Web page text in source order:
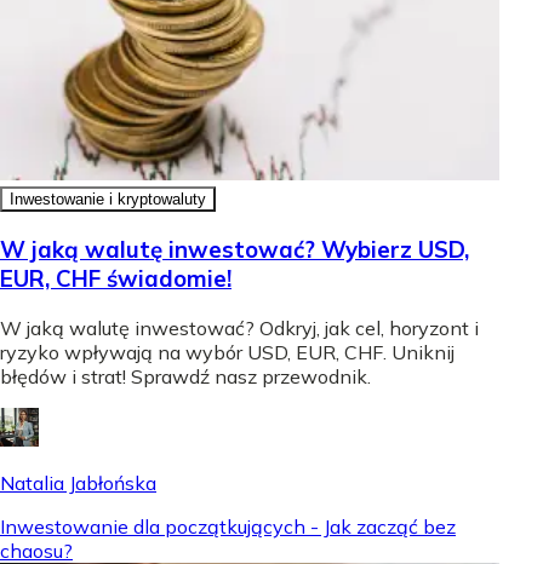
Inwestowanie i kryptowaluty
W jaką walutę inwestować? Wybierz USD,
EUR, CHF świadomie!
W jaką walutę inwestować? Odkryj, jak cel, horyzont i
ryzyko wpływają na wybór USD, EUR, CHF. Uniknij
błędów i strat! Sprawdź nasz przewodnik.
Natalia Jabłońska
Inwestowanie dla początkujących - Jak zacząć bez
chaosu?